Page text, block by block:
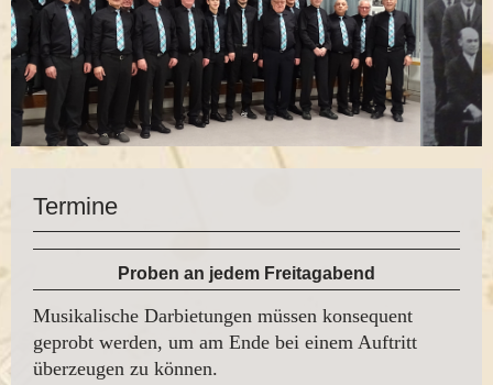
Termine
Proben an jedem Freitagabend
Musikalische Darbietungen müssen konsequent
geprobt werden, um am Ende bei einem Auftritt
überzeugen zu können.